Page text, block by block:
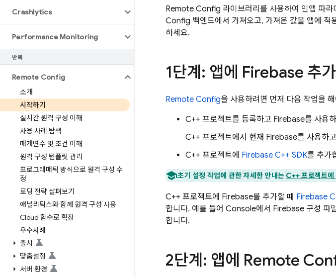
Crashlytics
Performance Monitoring
반복
Remote Config
소개
시작하기
실시간 원격 구성 이해
사용 사례 탐색
매개변수 및 조건 이해
원격 구성 템플릿 관리
프로그래매틱 방식으로 원격 구성 수
정
로딩 전략 살펴보기
애널리틱스와 함께 원격 구성 사용
Cloud 함수로 확장
우수사례
출시
맞춤설정
서버 환경
Remote Config 라이브러리를 사용하여 인앱 파
Config 백엔드에서 가져오고, 가져온 값을 앱에 적
하세요.
1단계: 앱에 Firebase 추가
Remote Config을 사용하려면 먼저 다음 작업을
C++ 프로젝트를 등록하고 Firebase를 사용
C++ 프로젝트에서 현재 Firebase를 사용하
C++ 프로젝트에 Firebase C++ SDK를 추가
초기 설정 작업에 관한 자세한 안내는 C++ 프로젝트
C++ 프로젝트에 Firebase를 추가할 때 Firebase
합니다. 예를 들어 Console에서 Firebase 구성 파
합니다.
2단계: 앱에 Remote